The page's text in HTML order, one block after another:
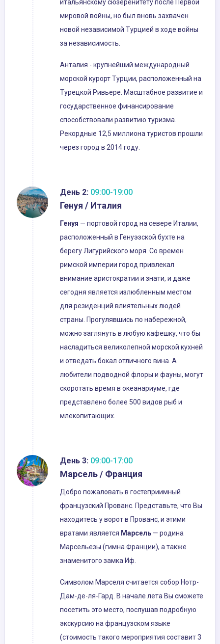
итальянскому сюзеренитету после Первой
мировой войны, но был вновь захвачен
новой независимой Турцией в ходе войны
за независимость.
Анталия - крупнейший международный
морской курорт Турции, расположенный на
Турецкой Ривьере. Масштабное развитие и
государственное финансирование
способствовали развитию туризма.
Рекордные 12,5 миллиона туристов прошли
через город в 2014 году.
День 2: 09:00-19:00
Генуя / Италия
Генуя — портовой город на севере Италии,
расположенный в Генуэзской бухте на
берегу Лигурийского моря. Со времен
римской империи город привлекал
внимание аристократии и знати, и даже
сегодня является излюбленным местом
для резиденций влиятельных людей
страны. Прогулявшись по набережной,
можно заглянуть в любую кафешку, что бы
насладиться великолепной морской кухней
и отведать бокал отличного вина. А
любители подводной флоры и фауны, могут
скоротать время в океанариуме, где
представлено более 500 видов рыб и
млекопитающих.
День 3: 09:00-17:00
Марсель / Франция
Добро пожаловать в гостеприимный
французский Прованс. Представьте, что Вы
находитесь у ворот в Прованс, и этими
вратами является Марсель — родина
Марсельезы (гимна Франции), а также
знаменитого замка Иф.
Символом Марселя считается собор Нотр-
Дам-де-ля-Гард. В начале лета Вы сможете
посетить это место, послушав подробную
экскурсию на французском языке
(стоимость такого мероприятия составит 3